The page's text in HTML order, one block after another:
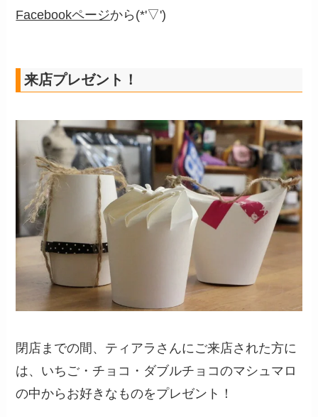
Facebookページから(*'▽')
来店プレゼント！
閉店までの間、ティアラさんにご来店された方に
は、いちご・チョコ・ダブルチョコのマシュマロ
の中からお好きなものをプレゼント！